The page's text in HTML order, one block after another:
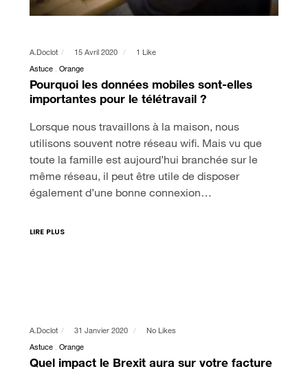
A.doclot 15 Avril 2020 1 Like
Astuce Orange
Pourquoi les données mobiles sont-elles
importantes pour le télétravail ?
Lorsque nous travaillons à la maison, nous
utilisons souvent notre réseau wifi. Mais vu que
toute la famille est aujourd’hui branchée sur le
même réseau, il peut être utile de disposer
également d’une bonne connexion…
LIRE PLUS
A.doclot 31 Janvier 2020 No Likes
Astuce Orange
Quel impact le Brexit aura sur votre facture